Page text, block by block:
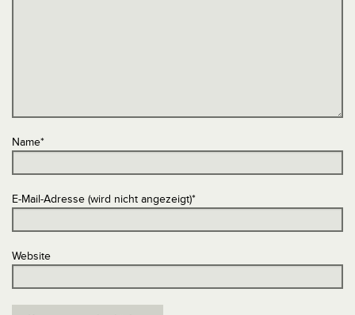
Name*
E-Mail-Adresse (wird nicht angezeigt)*
Website